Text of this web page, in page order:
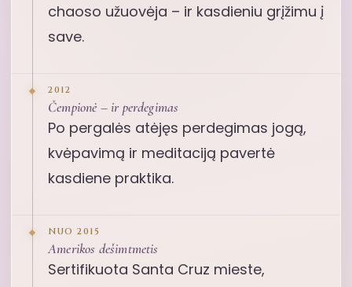
chaoso užuovėja – ir kasdieniu grįžimu į
save.
2012
Čempionė – ir perdegimas
Po pergalės atėjęs perdegimas jogą,
kvėpavimą ir meditaciją pavertė
kasdiene praktika.
NUO 2015
Amerikos dešimtmetis
Sertifikuota Santa Cruz mieste,